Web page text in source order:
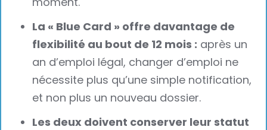
La « Blue Card » offre davantage de
flexibilité au bout de 12 mois : après un
an d’emploi légal, changer d’emploi ne
nécessite plus qu’une simple notification,
et non plus un nouveau dossier.
Les deux doivent conserver leur statut